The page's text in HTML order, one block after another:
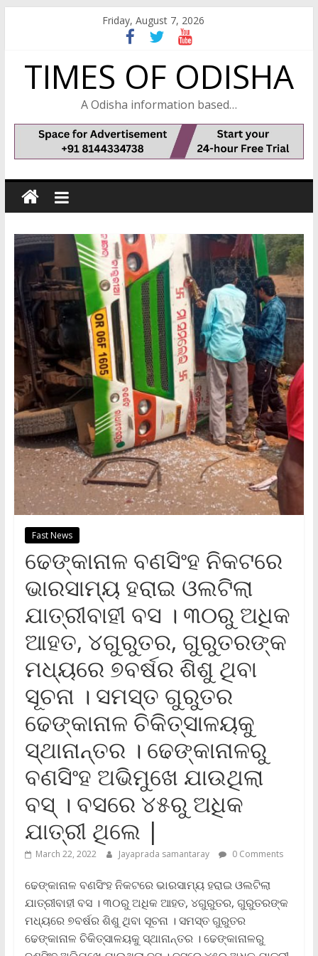
Friday, August 7, 2026
TIMES OF ODISHA
A Odisha information based…
Fast News
ଢେଙ୍କାନାଳ ବଣସିଂହ ନିକଟରେ
ଭାରସାମ୍ୟ ହରାଇ ଓଲଟିଲା
ଯାତ୍ରୀବାହୀ ବସ । ୩୦ରୁ ଅଧିକ
ଆହତ, ୪ଗୁରୁତର, ଗୁରୁତରଙ୍କ
ମଧ୍ୟରେ ୭ବର୍ଷର ଶିଶୁ ଥିବା
ସୂଚନା । ସମସ୍ତ ଗୁରୁତର
ଢେଙ୍କାନାଳ ଚିକିତ୍ସାଳୟକୁ
ସ୍ଥାନାନ୍ତର । ଢେଙ୍କାନାଳରୁ
ବଣସିଂହ ଅଭିମୁଖେ ଯାଉଥିଲା
ବସ୍‌ । ବସରେ ୪୫ରୁ ଅଧିକ
ଯାତ୍ରୀ ଥିଲେ |
March 22, 2022 Jayaprada samantaray 0 Comments
ଢେଙ୍କାନାଳ ବଣସିଂହ ନିକଟରେ ଭାରସାମ୍ୟ ହରାଇ ଓଲଟିଲା
ଯାତ୍ରୀବାହୀ ବସ । ୩୦ରୁ ଅଧିକ ଆହତ, ୪ଗୁରୁତର, ଗୁରୁତରଙ୍କ
ମଧ୍ୟରେ ୭ବର୍ଷର ଶିଶୁ ଥିବା ସୂଚନା । ସମସ୍ତ ଗୁରୁତର
ଢେଙ୍କାନାଳ ଚିକିତ୍ସାଳୟକୁ ସ୍ଥାନାନ୍ତର । ଢେଙ୍କାନାଳରୁ